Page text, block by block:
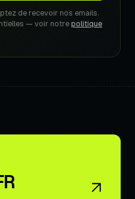
de recevoir nos emails.
— voir notrepolitique